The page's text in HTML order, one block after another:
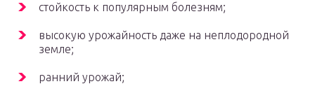
стойкость к популярным болезням;
высокую урожайность даже на неплодородной
земле;
ранний урожай;